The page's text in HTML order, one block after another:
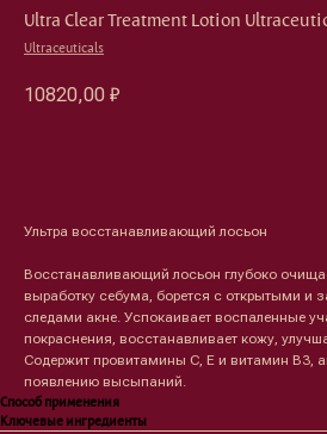
Ultra Clear Treatment Lotion
Ultraceuticals
10820,00 ₽
Ультра восстанавливающий лосьон
Восстанавливающий лосьон глубоко
выработку себума, борется с открытыми и
следами акне. Успокаивает воспаленные
покраснения, восстанавливает кожу,
Содержит провитамины С, Е и витамин В3,
появлению высыпаний.
Способ применения
Ключевые ингредиенты